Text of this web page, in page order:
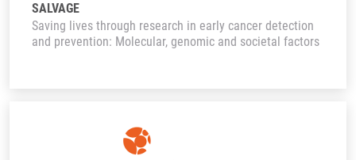
SALVAGE
Saving lives through research in early cancer detection
and prevention: Molecular, genomic and societal factors